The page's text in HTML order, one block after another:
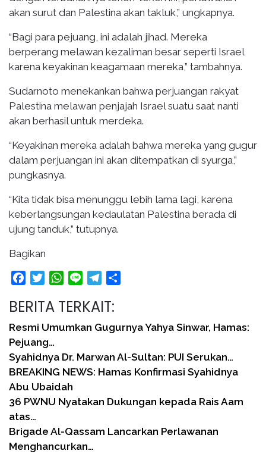
akan surut dan Palestina akan takluk,” ungkapnya.
“Bagi para pejuang, ini adalah jihad. Mereka
berperang melawan kezaliman besar seperti Israel
karena keyakinan keagamaan mereka,” tambahnya.
Sudarnoto menekankan bahwa perjuangan rakyat
Palestina melawan penjajah Israel suatu saat nanti
akan berhasil untuk merdeka.
“Keyakinan mereka adalah bahwa mereka yang gugur
dalam perjuangan ini akan ditempatkan di syurga,”
pungkasnya.
“Kita tidak bisa menunggu lebih lama lagi, karena
keberlangsungan kedaulatan Palestina berada di
ujung tanduk,” tutupnya.
Bagikan
FacebookTwitterWhatsApp
Line Telegram
BERITA TERKAIT:
Resmi Umumkan Gugurnya Yahya Sinwar, Hamas:
Pejuang…
Syahidnya Dr. Marwan Al-Sultan: PUI Serukan…
BREAKING NEWS: Hamas Konfirmasi Syahidnya
Abu Ubaidah
36 PWNU Nyatakan Dukungan kepada Rais Aam
atas…
Brigade Al-Qassam Lancarkan Perlawanan
Menghancurkan…